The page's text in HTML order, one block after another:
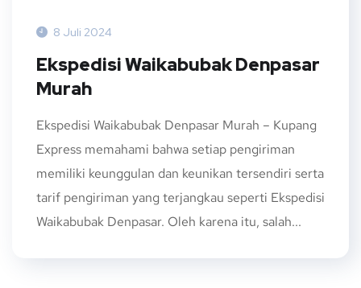
8 Juli 2024
Ekspedisi Waikabubak Denpasar
Murah
Ekspedisi Waikabubak Denpasar Murah – Kupang
Express memahami bahwa setiap pengiriman
memiliki keunggulan dan keunikan tersendiri serta
tarif pengiriman yang terjangkau seperti Ekspedisi
Waikabubak Denpasar. Oleh karena itu, salah...